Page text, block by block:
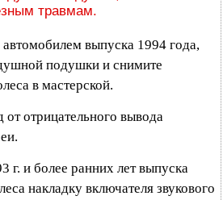
травмам.
автомобилем выпуска 1994 года,
подушки и снимите
в мастерской.
отрицательного вывода
г. и более ранних лет выпуска
накладку включателя звукового